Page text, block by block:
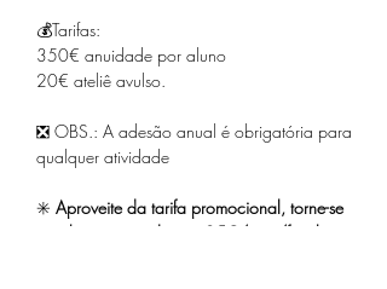
💰Tarifas:
350€ anuidade por aluno
20€ ateliê avulso.
❎ OBS.: A adesão anual é obrigatória para
qualquer atividade
✳️ Aproveite da tarifa promocional, torne-se
membro associado por 25€/ano/família